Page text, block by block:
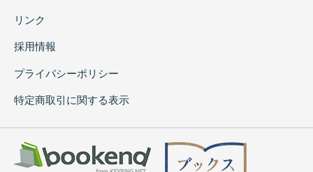
リンク
採用情報
プライバシーポリシー
特定商取引に関する表示